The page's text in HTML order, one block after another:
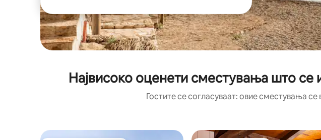
Највисоко оценети сместувања што
Гостите се согласуваат: овие сместувања